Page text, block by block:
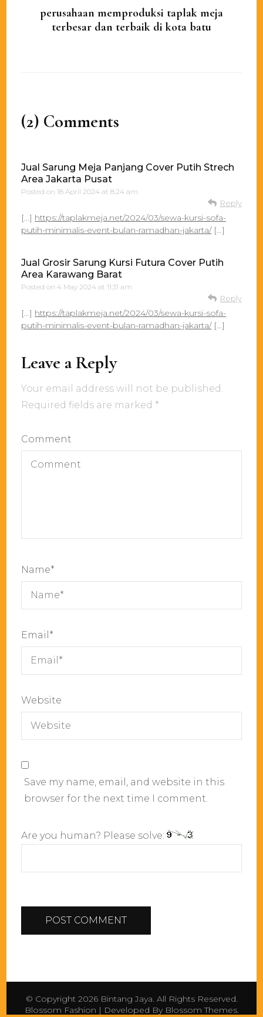
perusahaan memproduksi taplak meja
terbesar dan terbaik di kota batu
(2) Comments
Jual Sarung Meja Panjang Cover Putih Strech
Area Jakarta Pusat
Posted on18 April 2024 at 8:24 am
Reply
[…] https://taplakmeja.net/2024/03/sewa-kursi-sofa-
putih-minimalis-event-bulan-ramadhan-jakarta/[…]
Jual Grosir Sarung Kursi Futura Cover Putih
Area Karawang Barat
Posted on4 May 2024 at 11:31 am
Reply
[…] https://taplakmeja.net/2024/03/sewa-kursi-sofa-
putih-minimalis-event-bulan-ramadhan-jakarta/[…]
Leave a Reply
Your email address will not be published.
Required fields are marked *
Comment
Name*
Email *
Website
Save my name, email, and website in this
browser for the next time I comment.
Are you human? Please solve:
© Copyright 2026 Bintang Jaya. All Rights Reserved.
Blossom Fashion | Developed ByBlossom Themes.